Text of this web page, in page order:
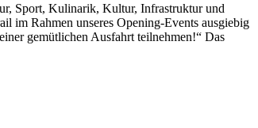
Sport, Kulinarik, Kultur, Infrastruktur und
im Rahmen unseres Opening-Events ausgiebig
gemütlichen Ausfahrt teilnehmen!“ Das